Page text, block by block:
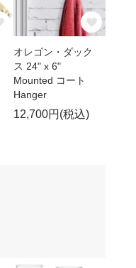
オレゴン・ダック
ス 24" x 6"
Mounted コート
Hanger
12,700円(税込)